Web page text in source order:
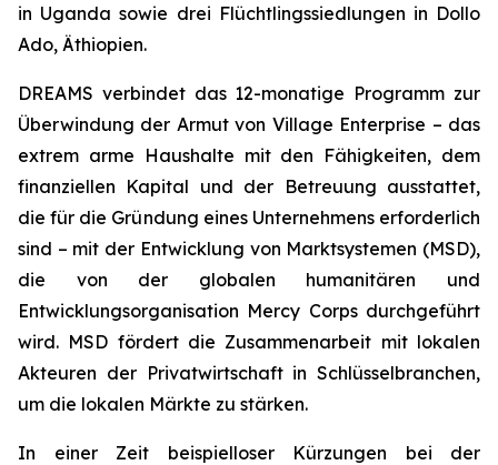
in Uganda sowie drei Flüchtlingssiedlungen in Dollo
Ado, Äthiopien.
DREAMS verbindet das 12-monatige Programm zur
Überwindung der Armut von Village Enterprise – das
extrem arme Haushalte mit den Fähigkeiten, dem
finanziellen Kapital und der Betreuung ausstattet,
die für die Gründung eines Unternehmens erforderlich
sind – mit der Entwicklung von Marktsystemen (MSD),
die von der globalen humanitären und
Entwicklungsorganisation Mercy Corps durchgeführt
wird. MSD fördert die Zusammenarbeit mit lokalen
Akteuren der Privatwirtschaft in Schlüsselbranchen,
um die lokalen Märkte zu stärken.
In einer Zeit beispielloser Kürzungen bei der